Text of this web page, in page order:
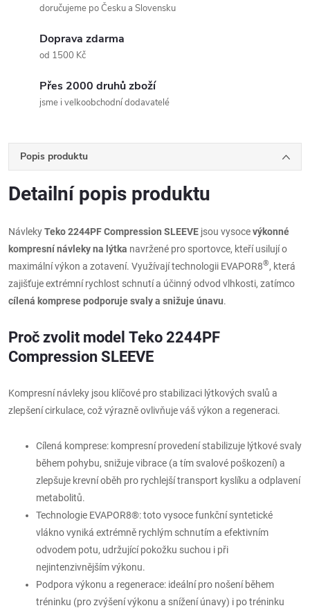
doručujeme po Česku a Slovensku
Doprava zdarma
od 1500 Kč
Přes 2000 druhů zboží
jsme i velkoobchodní dodavatelé
Popis produktu
Detailní popis produktu
NávlekyTeko 2244PF Compression SLEEVE jsou vysocevýkonné
kompresní návleky na lýtka navržené pro sportovce, kteří usilují o
maximální výkon a zotavení. Využívají technologii EVAPOR8®, která
zajišťuje extrémní rychlost schnutí a účinný odvod vlhkosti, zatímco
cílená komprese podporuje svaly a snižuje únavu.
Proč zvolit model Teko 2244PF
Compression SLEEVE
Kompresní návleky jsou klíčové pro stabilizaci lýtkových svalů a
zlepšení cirkulace, což výrazně ovlivňuje váš výkon a regeneraci.
Cílená komprese: kompresní provedení stabilizuje lýtkové svaly
během pohybu, snižuje vibrace (a tím svalové poškození) a
zlepšuje krevní oběh pro rychlejší transport kyslíku a odplavení
metabolitů.
Technologie EVAPOR8®: toto vysoce funkční syntetické
vlákno vyniká extrémně rychlým schnutím a efektivním
odvodem potu, udržující pokožku suchou i při
nejintenzivnějším výkonu.
Podpora výkonu a regenerace: ideální pro nošení během
tréninku (pro zvýšení výkonu a snížení únavy) i po tréninku